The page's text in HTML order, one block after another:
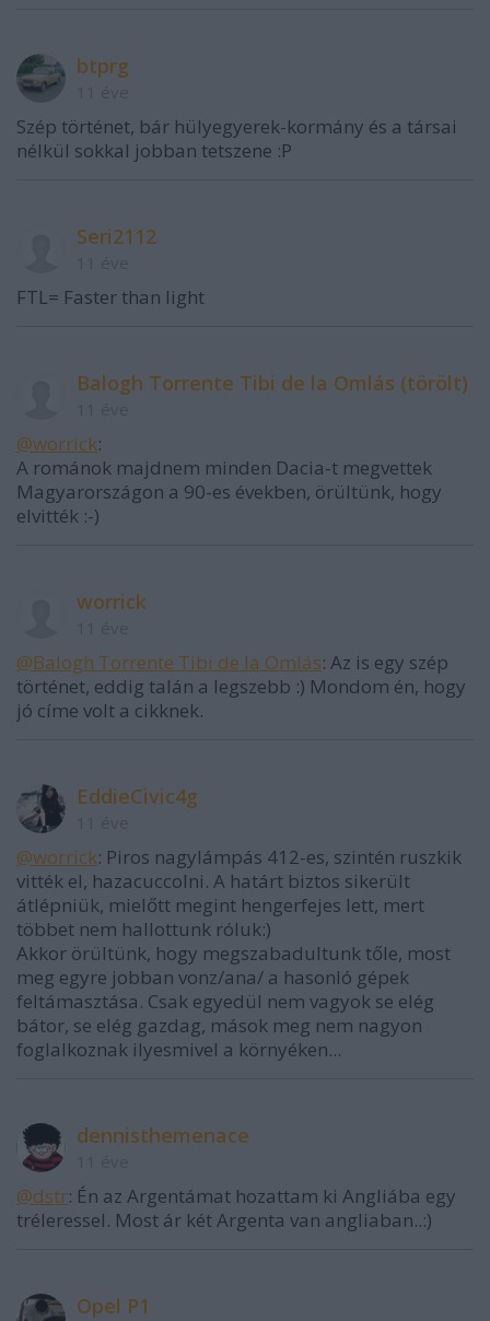
btprg
Szép történet, bár hülyegyerek-kormány és a társai
nélkül sokkal jobban tetszene :P
Seri2112
FTL= Faster than light
Balogh Torrente Tibi de la Omlás (törölt)
@worrick:
A románok majdnem minden Dacia-t megvettek
Magyarországon a 90-es években, örültünk, hogy
elvitték :-)
worrick
@Balogh Torrente Tibi de la Omlás: Az is egy szép
történet, eddig talán a legszebb :) Mondom én, hogy
jó címe volt a cikknek.
EddieCivic4g
@worrick: Piros nagylámpás 412-es, szintén ruszkik
vitték el, hazacuccolni. A határt biztos sikerült
átlépniük, mielőtt megint hengerfejes lett, mert
többet nem hallottunk róluk:)
Akkor örültünk, hogy megszabadultunk tőle, most
meg egyre jobban vonz/ana/ a hasonló gépek
feltámasztása. Csak egyedül nem vagyok se elég
bátor, se elég gazdag, mások meg nem nagyon
foglalkoznak ilyesmivel a környéken...
dennisthemenace
@dstr: Én az Argentámat hozattam ki Angliába egy
tréleressel. Most ár két Argenta van angliaban..:)
Opel P1